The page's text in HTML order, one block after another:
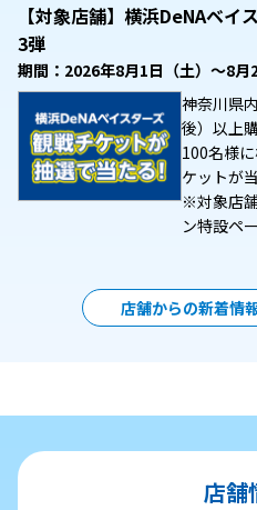
【対象店舗】横浜DeNAベイ
3弾
期間：2026年8月1日（土）～8月
神奈川県
後）以上
100名様
ケットが
※対象店
ン特設ペ
店舗からの新着情
店舗